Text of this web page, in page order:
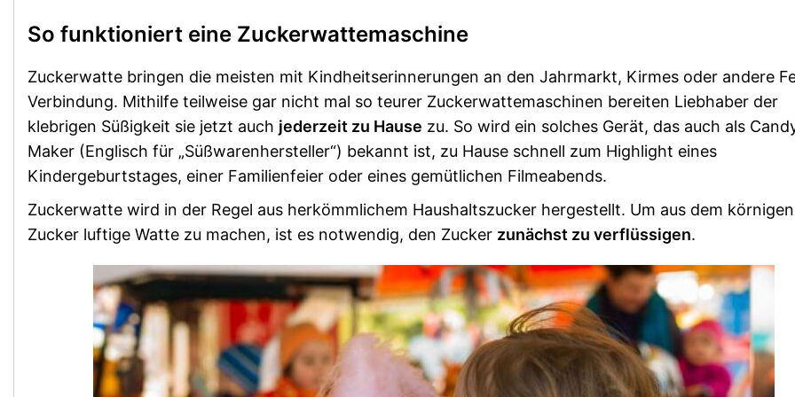
So funktioniert eine Zuckerwattemaschine
Zuckerwatte bringen die meisten mit Kindheitserinnerungen an den Jahrmarkt, Kirmes oder andere
Verbindung. Mithilfe teilweise gar nicht mal so teurer Zuckerwattemaschinen bereiten Liebhaber der
klebrigen Süßigkeit sie jetzt auch jederzeit zu Hause zu. So wird ein solches Gerät, das auch als
Maker (Englisch für „Süßwarenhersteller“) bekannt ist, zu Hause schnell zum Highlight eines
Kindergeburtstages, einer Familienfeier oder eines gemütlichen Filmeabends.
Zuckerwatte wird in der Regel aus herkömmlichem Haushaltszucker hergestellt. Um aus dem körnigen
Zucker luftige Watte zu machen, ist es notwendig, den Zucker zunächst zu verflüssigen.